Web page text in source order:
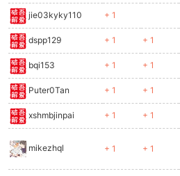
jie03kyky110 + 1
dspp129 + 1 + 1
bqi153 + 1 + 1
Puter0Tan + 1 + 1
xshmbjinpai + 1 + 1
mikezhql + 1 + 1